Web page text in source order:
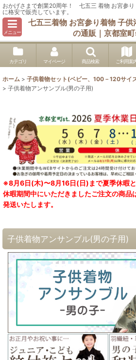
おかげさまで創業20周年！ 七五三 着物 お宮参り
に格安で販売しています。
メニュー
七五三着物 お宮参り着物 子供
の通販｜京都室
カテゴリ マイページ 商品検索 ご利用案
ホーム > 子供着物セット(ベビー、100－120サイ
> 子供着物アンサンブル(男の子用)
※8月6日(木)〜8月16日(日)まで夏季休暇と
休暇期間中にいただきましたご注文の商品
発送いたします。
子供着物アンサンブル(男の子用)